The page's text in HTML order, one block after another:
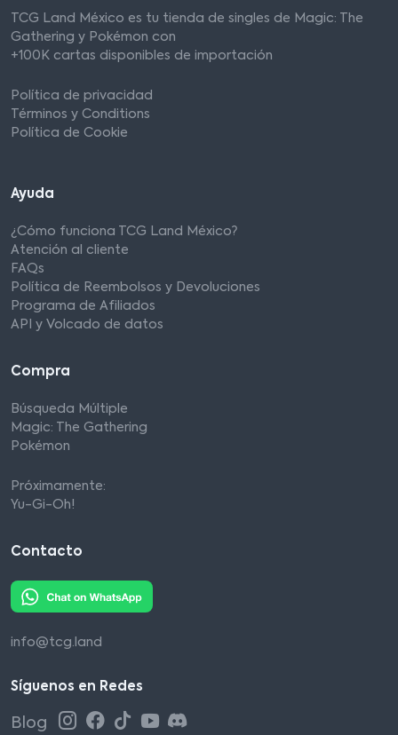
TCG Land México es tu tienda de singles de Magic: The
Gathering y Pokémon con
+100K cartas disponibles de importación
Política de privacidad
Términos y Conditions
Política de Cookie
Ayuda
¿Cómo funciona TCG Land México?
Atención al cliente
FAQs
Política de Reembolsos y Devoluciones
Programa de Afiliados
API y Volcado de datos
Compra
Búsqueda Múltiple
Magic: The Gathering
Pokémon
Próximamente:
Yu-Gi-Oh!
Contacto
info@tcg.land
Síguenos en Redes
Blog